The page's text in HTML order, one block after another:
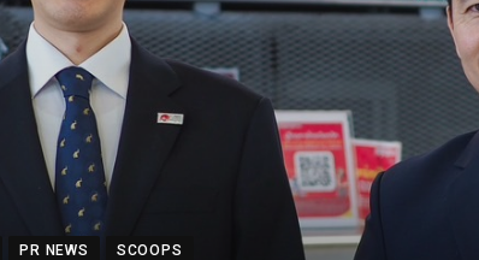
PR NEWS SCOOPS